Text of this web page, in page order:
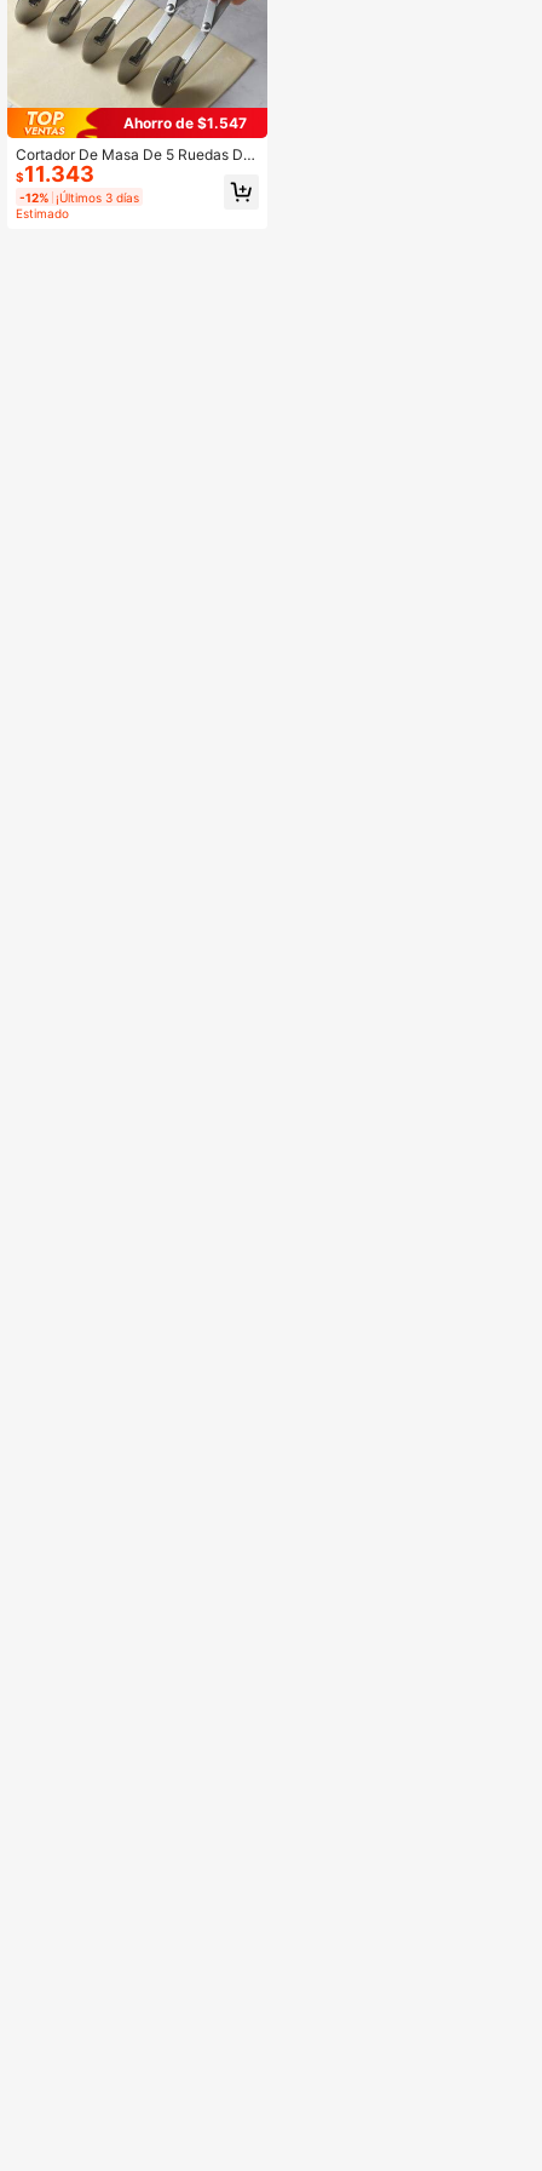
Ahorro de $1.547
Cortador De Masa De 5 Ruedas De
Acero Inoxidable Para Hornear, Dur
adero Cortador De Pizza Expandibl
e, Cortador De Masa Para Galletas
Redondas Y Brownies, Divisor Para
$11.343
-12% ¡Últimos 3 días
Estimado